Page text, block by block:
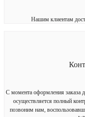
Нашим клиентам
С момента оформления заказа
осуществляется полный
позвоним нам,